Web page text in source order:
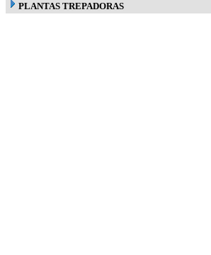
PLANTAS TREPADORAS